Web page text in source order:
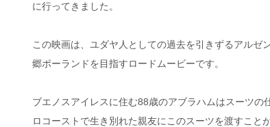
に行ってきました。
この映画は、ユダヤ人としての過去を引きずるアル
郷ポーランドを目指すロードムービーです。
ブエノスアイレスに住む88歳のアブラハムはスーツ
ロコーストで生き別れた親友にこのスーツを渡すこ